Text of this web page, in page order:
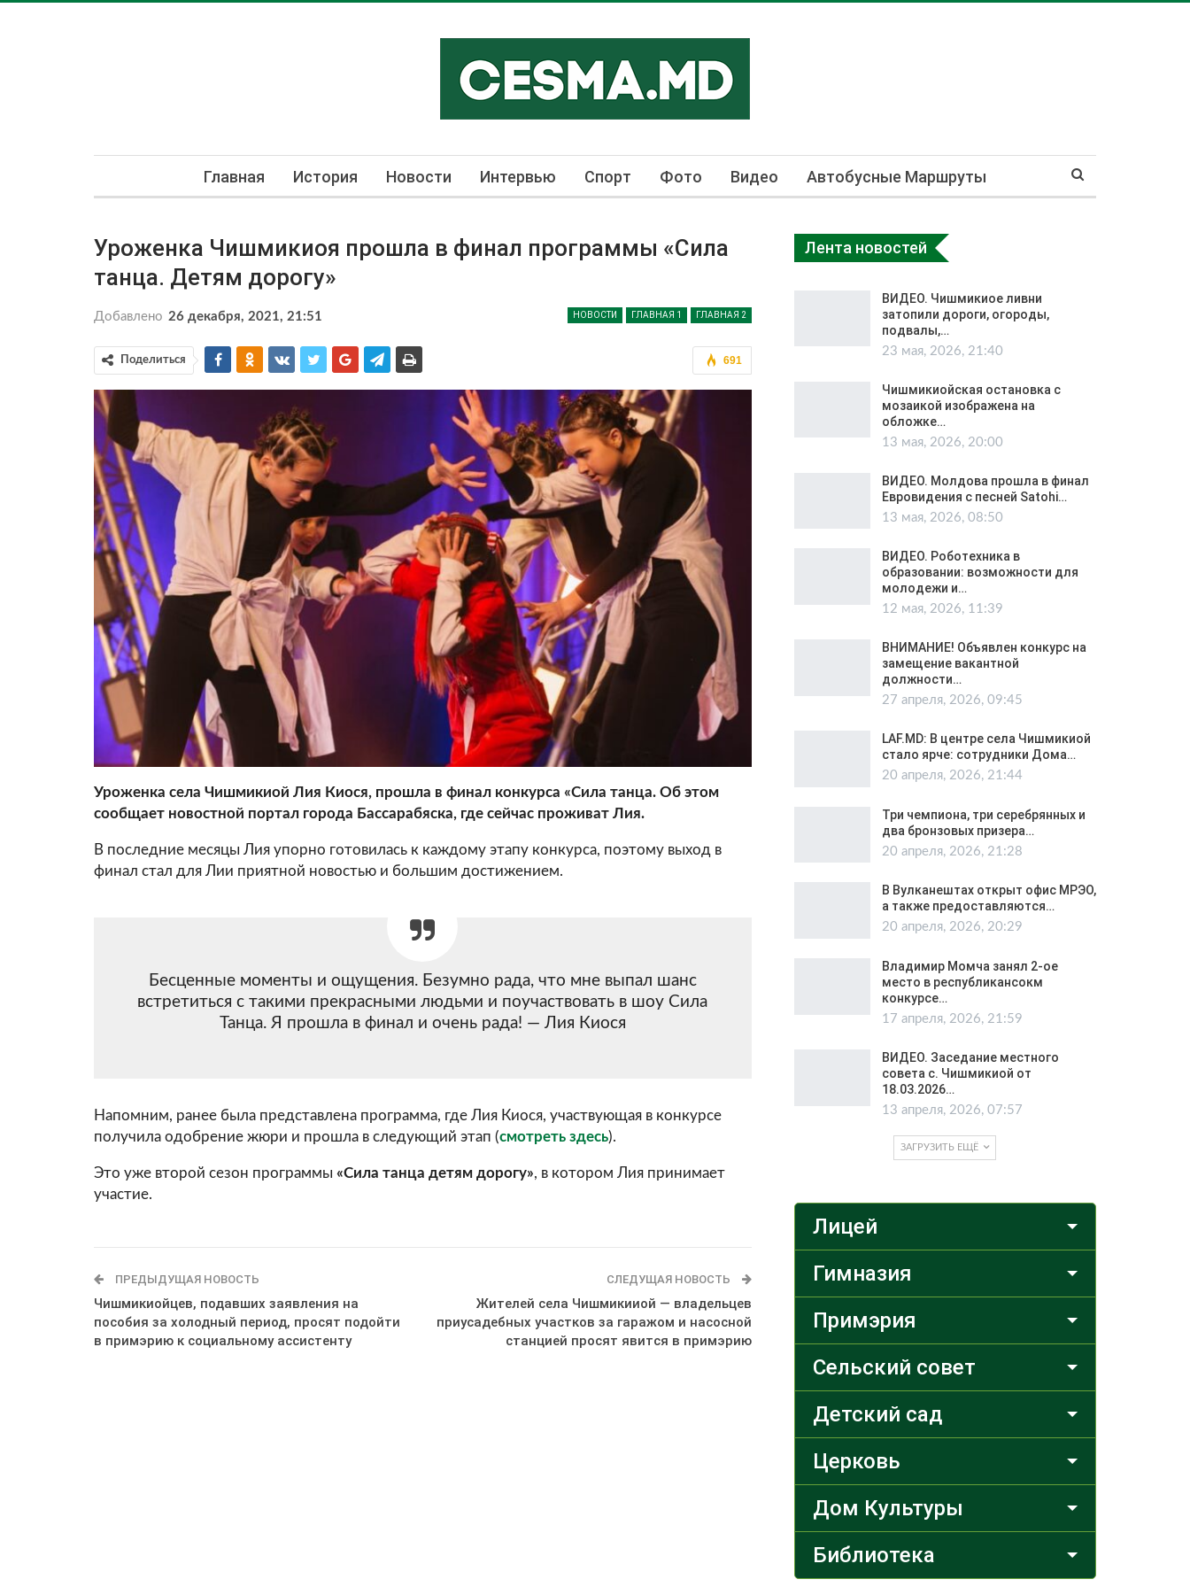
Главная История Новости Интервью Спорт Фото Видео Автобусные Маршруты
Уроженка Чишмикиоя прошла в финал программы «Сила
танца. Детям дорогу»
НОВОСТИ ГЛАВНАЯ 1 ГЛАВНАЯ 2
Добавлено 26 декабря, 2021, 21:51
691
Поделиться
Уроженка села Чишмикиой Лия Киося, прошла в финал конкурса «Сила танца. Об этом
сообщает новостной портал города Бассарабяска, где сейчас проживат Лия.
В последние месяцы Лия упорно готовилась к каждому этапу конкурса, поэтому выход в
финал стал для Лии приятной новостью и большим достижением.
Бесценные моменты и ощущения. Безумно рада, что мне выпал шанс
встретиться с такими прекрасными людьми и поучаствовать в шоу Сила
Танца. Я прошла в финал и очень рада! — Лия Киося
Напомним, ранее была представлена программа, где Лия Киося, участвующая в конкурсе
получила одобрение жюри и прошла в следующий этап (смотреть здесь).
Это уже второй сезон программы «Сила танца детям дорогу», в котором Лия принимает
участие.
ПРЕДЫДУЩАЯ НОВОСТЬ
Чишмикиойцев, подавших заявления на
пособия за холодный период, просят подойти
в примэрию к социальному ассистенту
СЛЕДУЩАЯ НОВОСТЬ
Жителей села Чишмикииой — владельцев
приусадебных участков за гаражом и насосной
станцией просят явится в примэрию
Лента новостей
ВИДЕО. Чишмикиое ливни
затопили дороги, огороды,
подвалы,…
23 мая, 2026, 21:40
Чишмикиойская остановка с
мозаикой изображена на
обложке…
13 мая, 2026, 20:00
ВИДЕО. Молдова прошла в финал
Евровидения с песней Satohi…
13 мая, 2026, 08:50
ВИДЕО. Роботехника в
образовании: возможности для
молодежи и…
12 мая, 2026, 11:39
ВНИМАНИЕ! Объявлен конкурс на
замещение вакантной
должности…
27 апреля, 2026, 09:45
LAF.MD: В центре села Чишмикиой
стало ярче: сотрудники Дома…
20 апреля, 2026, 21:44
Три чемпиона, три серебрянных и
два бронзовых призера…
20 апреля, 2026, 21:28
В Вулканештах открыт офис МРЭО,
а также предоставляются…
20 апреля, 2026, 20:29
Владимир Момча занял 2-ое
место в республикансокм
конкурсе…
17 апреля, 2026, 21:59
ВИДЕО. Заседание местного
совета с. Чишмикиой от
18.03.2026…
13 апреля, 2026, 07:57
ЗАГРУЗИТЬ ЕЩЁ
Лицей
Гимназия
Примэрия
Сельский совет
Детский сад
Церковь
Дом Культуры
Библиотека